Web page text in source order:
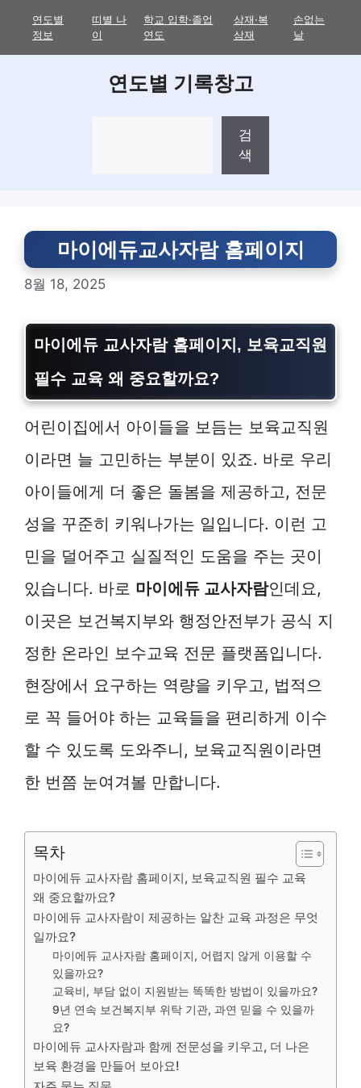
연도별
정보
띠별 나
이
학교 입학·졸업
연도
삼재·복
삼재
손없는
날
연도별 기록창고
검
색
마이에듀교사자람 홈페이지
8월 18, 2025
마이에듀 교사자람 홈페이지, 보육교직원
필수 교육 왜 중요할까요?
어린이집에서 아이들을 보듬는 보육교직원
이라면 늘 고민하는 부분이 있죠. 바로 우리
아이들에게 더 좋은 돌봄을 제공하고, 전문
성을 꾸준히 키워나가는 일입니다. 이런 고
민을 덜어주고 실질적인 도움을 주는 곳이
있습니다. 바로 마이에듀 교사자람인데요,
이곳은 보건복지부와 행정안전부가 공식 지
정한 온라인 보수교육 전문 플랫폼입니다.
현장에서 요구하는 역량을 키우고, 법적으
로 꼭 들어야 하는 교육들을 편리하게 이수
할 수 있도록 도와주니, 보육교직원이라면
한 번쯤 눈여겨볼 만합니다.
목차
마이에듀 교사자람 홈페이지, 보육교직원 필수 교육
왜 중요할까요?
마이에듀 교사자람이 제공하는 알찬 교육 과정은 무엇
일까요?
마이에듀 교사자람 홈페이지, 어렵지 않게 이용할 수
있을까요?
교육비, 부담 없이 지원받는 똑똑한 방법이 있을까요?
9년 연속 보건복지부 위탁 기관, 과연 믿을 수 있을까
요?
마이에듀 교사자람과 함께 전문성을 키우고, 더 나은
보육 환경을 만들어 보아요!